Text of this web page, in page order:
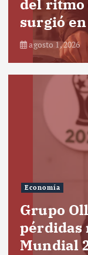
del ritmo
surgió
agosto 1, 2026
Economía
Grupo
pérdidas
Mundial